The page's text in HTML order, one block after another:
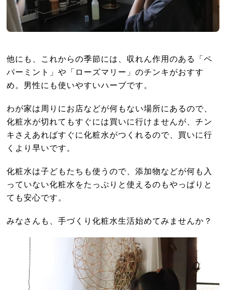
他にも、これからの季節には、収れん作用のある「ペ
パーミント」や「ローズマリー」のチンキがおすす
め。男性にも使いやすいハーブです。
わが家は周りにお店などが何もない場所にあるので、
化粧水が切れてもすぐには買いに行けませんが、チン
キさえあればすぐに化粧水がつくれるので、買いに行
くより早いです。
化粧水は子どもたちも使うので、添加物などが何も入
っていない化粧水をたっぷりと使えるのもやっぱりと
ても安心です。
みなさんも、手づくり化粧水生活始めてみませんか？